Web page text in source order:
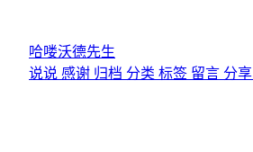
哈喽沃德先生
说说 感谢 归档 分类 标签 留言 分享